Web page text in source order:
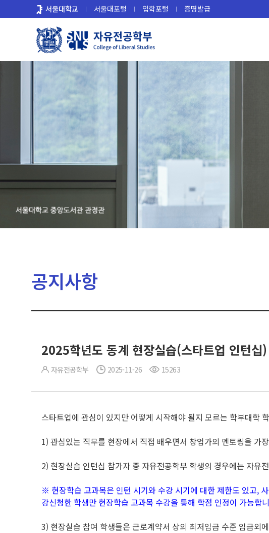
로
서울대학교 서울대포털 입학포털 증명발급
공지사항
2025학년도 동계 현장실습(스타트업 인턴십
자유전공학부 2025-11-26 15263
스타트업에 관심이 있지만 어떻게 시작해야 될지 모르는 학부대학
1) 관심있는 직무를 현장에서 직접 배우면서 창업가의 멘토링을 가
2) 현장실습 인턴십 참가자 중 자유전공학부 학생의 경우에는 자유
※ 현장학습 교과목은 인턴 시기와 수강 시기에 대한 제한도 있고,
강신청한 학생만 현장학습 교과목 수강을 통해 학점 인정이 가능
3) 현장실습 참여 학생들은 근로계약서 상의 최저임금 수준 임금외